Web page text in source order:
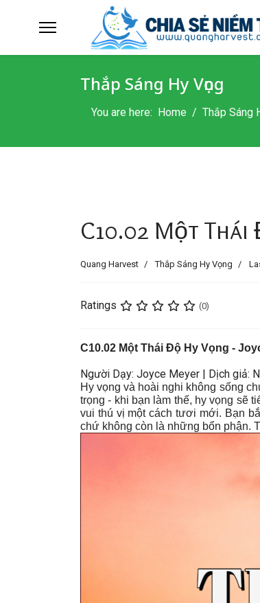
Thắp Sáng Hy Vọng
You are here: Home Thắp Sáng
C10.02 Một Thái
Quang Harvest Thắp Sáng Hy Vọng
Ratings (0)
C10.02 Một Thái Độ Hy Vọng -
Người Dạy: Joyce Meyer | Dịch giả:
Hy vọng và hoài nghi không sống
trọng - khi bạn làm thế, hy vọng sẽ
vui thú vị một cách tươi mới. Bạn
chứ không còn là những bổn phận.